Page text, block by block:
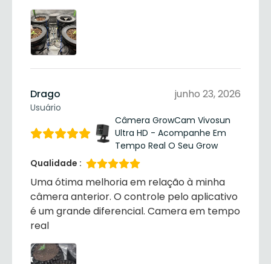
Drago
Usuário
junho 23, 2026
Câmera GrowCam Vivosun
Ultra HD - Acompanhe Em
Tempo Real O Seu Grow
Qualidade :
Uma ótima melhoria em relação à minha
câmera anterior. O controle pelo aplicativo
é um grande diferencial. Camera em tempo
real